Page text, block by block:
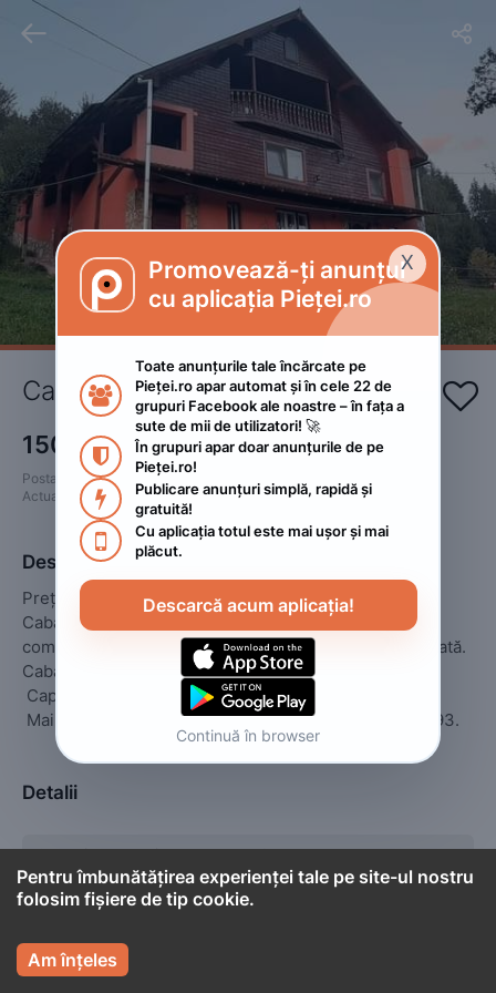
 
Cabana Raluca 
150 RON
Postat
2023. aprilie 21.
Actualizat
2023. aprilie 21.
Descriere
Preț este 150 RON camera.
Cabană de închiriat în comuna Albac, județul Alba
compusă din 3 camere, 2 băi și bucătărie complet utilată.
Cabana are grătar, ceaun și internet gratuit.
Mai multe informații la numărul de telefon 0755182893.
Detalii
Capacitate maximă
10
Camere
3
X
Promovează-ți anunțul
cu aplicația Pieței.ro

Toate anunțurile tale încărcate pe
Pieței.ro apar automat și în cele 22 de
grupuri Facebook ale noastre – în fața a
sute de mii de utilizatori! 🚀

În grupuri apar doar anunțurile de pe
Pieței.ro!

Publicare anunțuri simplă, rapidă și
gratuită!

Cu aplicația totul este mai ușor și mai
plăcut.
Descarcă acum aplicația!
Continuă în browser
Pentru îmbunătățirea experienței tale pe site-ul nostru
folosim fișiere de tip cookie.
Am înțeles